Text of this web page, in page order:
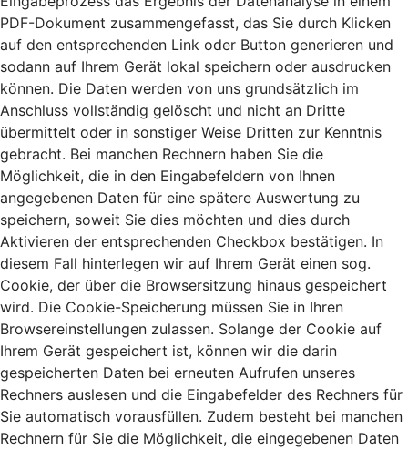
PDF-Dokument zusammengefasst, das Sie durch Klicken
auf den entsprechenden Link oder Button generieren und
sodann auf Ihrem Gerät lokal speichern oder ausdrucken
können. Die Daten werden von uns grundsätzlich im
Anschluss vollständig gelöscht und nicht an Dritte
übermittelt oder in sonstiger Weise Dritten zur Kenntnis
gebracht. Bei manchen Rechnern haben Sie die
Möglichkeit, die in den Eingabefeldern von Ihnen
angegebenen Daten für eine spätere Auswertung zu
speichern, soweit Sie dies möchten und dies durch
Aktivieren der entsprechenden Checkbox bestätigen. In
diesem Fall hinterlegen wir auf Ihrem Gerät einen sog.
Cookie, der über die Browsersitzung hinaus gespeichert
wird. Die Cookie-Speicherung müssen Sie in Ihren
Browsereinstellungen zulassen. Solange der Cookie auf
Ihrem Gerät gespeichert ist, können wir die darin
gespeicherten Daten bei erneuten Aufrufen unseres
Rechners auslesen und die Eingabefelder des Rechners für
Sie automatisch vorausfüllen. Zudem besteht bei manchen
Rechnern für Sie die Möglichkeit, die eingegebenen Daten